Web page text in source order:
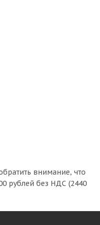
внимание, что
рублей без НДС (2440